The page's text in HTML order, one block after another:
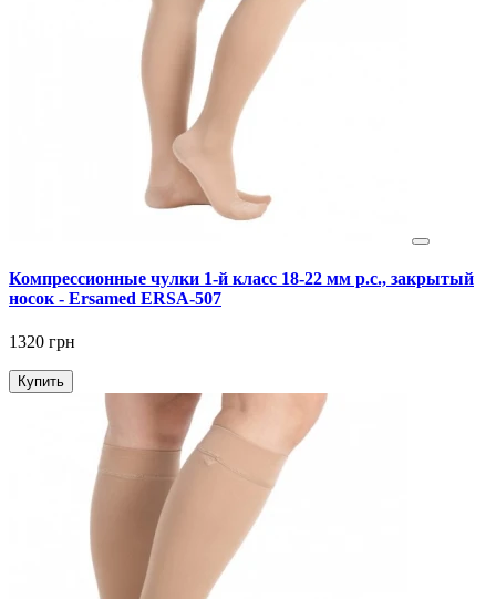
Компрессионные чулки 1-й класс 18-22 мм р.с., закрытый
носок - Ersamed ERSA-507
1320 грн
Купить